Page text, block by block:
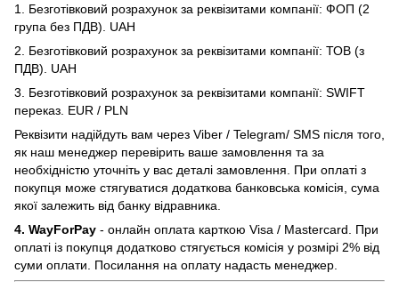
1. Безготівковий розрахунок за реквізитами компанії: ФОП (2
група без ПДВ). UAH
2. Безготівковий розрахунок за реквізитами компанії: ТОВ (з
ПДВ). UAH
3. Безготівковий розрахунок за реквізитами компанії: SWIFT
переказ. EUR / PLN
Реквізити надійдуть вам через Viber / Telegram/ SMS після того,
як наш менеджер перевірить ваше замовлення та за
необхідністю уточніть у вас деталі замовлення. При оплаті з
покупця може стягуватися додаткова банковська комісія, сума
якої залежить від банку відравника.
4. WayForPay - онлайн оплата карткою Visa / Mastercard. При
оплаті із покупця додатково стягується комісія у розмірі 2% від
суми оплати. Посилання на оплату надасть менеджер.